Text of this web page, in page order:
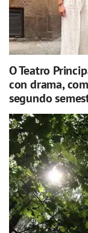
O Teatro
con drama,
segundo